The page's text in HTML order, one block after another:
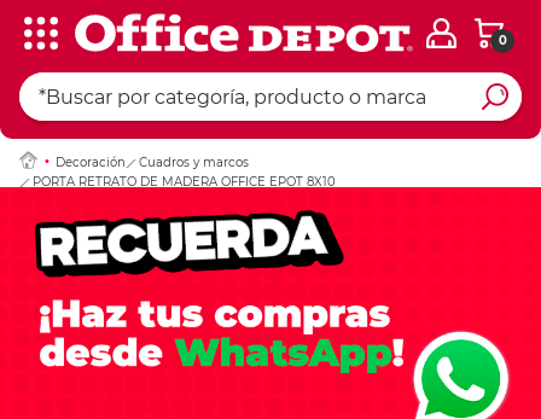
0
Decoración
Cuadros y marcos
PORTA RETRATO DE MADERA OFFICE EPOT 8X10
Ingresar Codigo